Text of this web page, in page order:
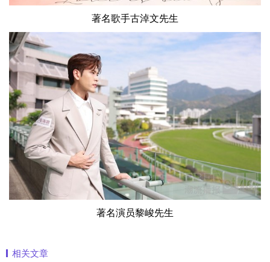
著名歌手古淖文先生
著名演员黎峻先生
相关文章